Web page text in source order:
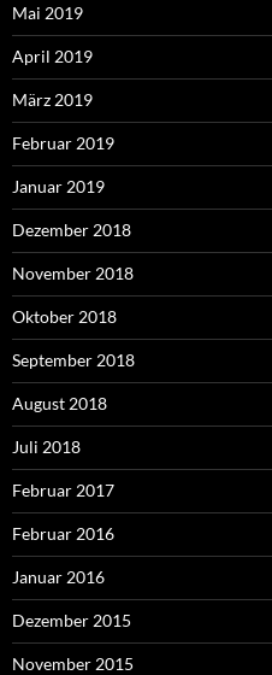
Mai 2019
April 2019
März 2019
Februar 2019
Januar 2019
Dezember 2018
November 2018
Oktober 2018
September 2018
August 2018
Juli 2018
Februar 2017
Februar 2016
Januar 2016
Dezember 2015
November 2015